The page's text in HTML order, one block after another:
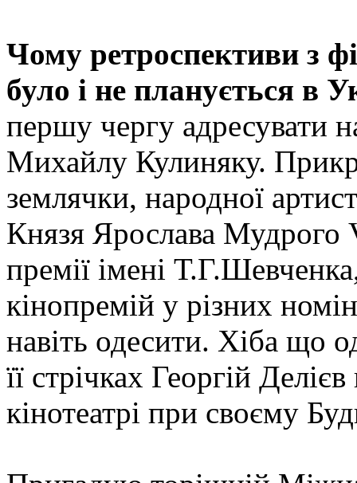
Чому ретроспективи з
було і не планується в
першу чергу адресувати
Михайлу Кулиняку.
землячки, народної
Князя Ярослава Мудрого
премії імені
кінопремій у різних
навіть одесити. Хіба що
її стрічках Георгій
кінотеатрі при своєму